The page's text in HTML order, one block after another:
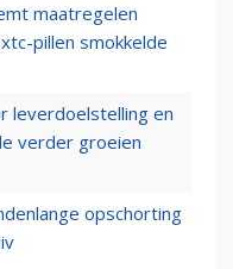
maatregelen
pillen smokkelde
leverdoelstelling en
verder groeien
opschorting